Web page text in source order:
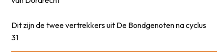
Dit zijn de twee vertrekkers uit De Bondgenoten na cyclus
31